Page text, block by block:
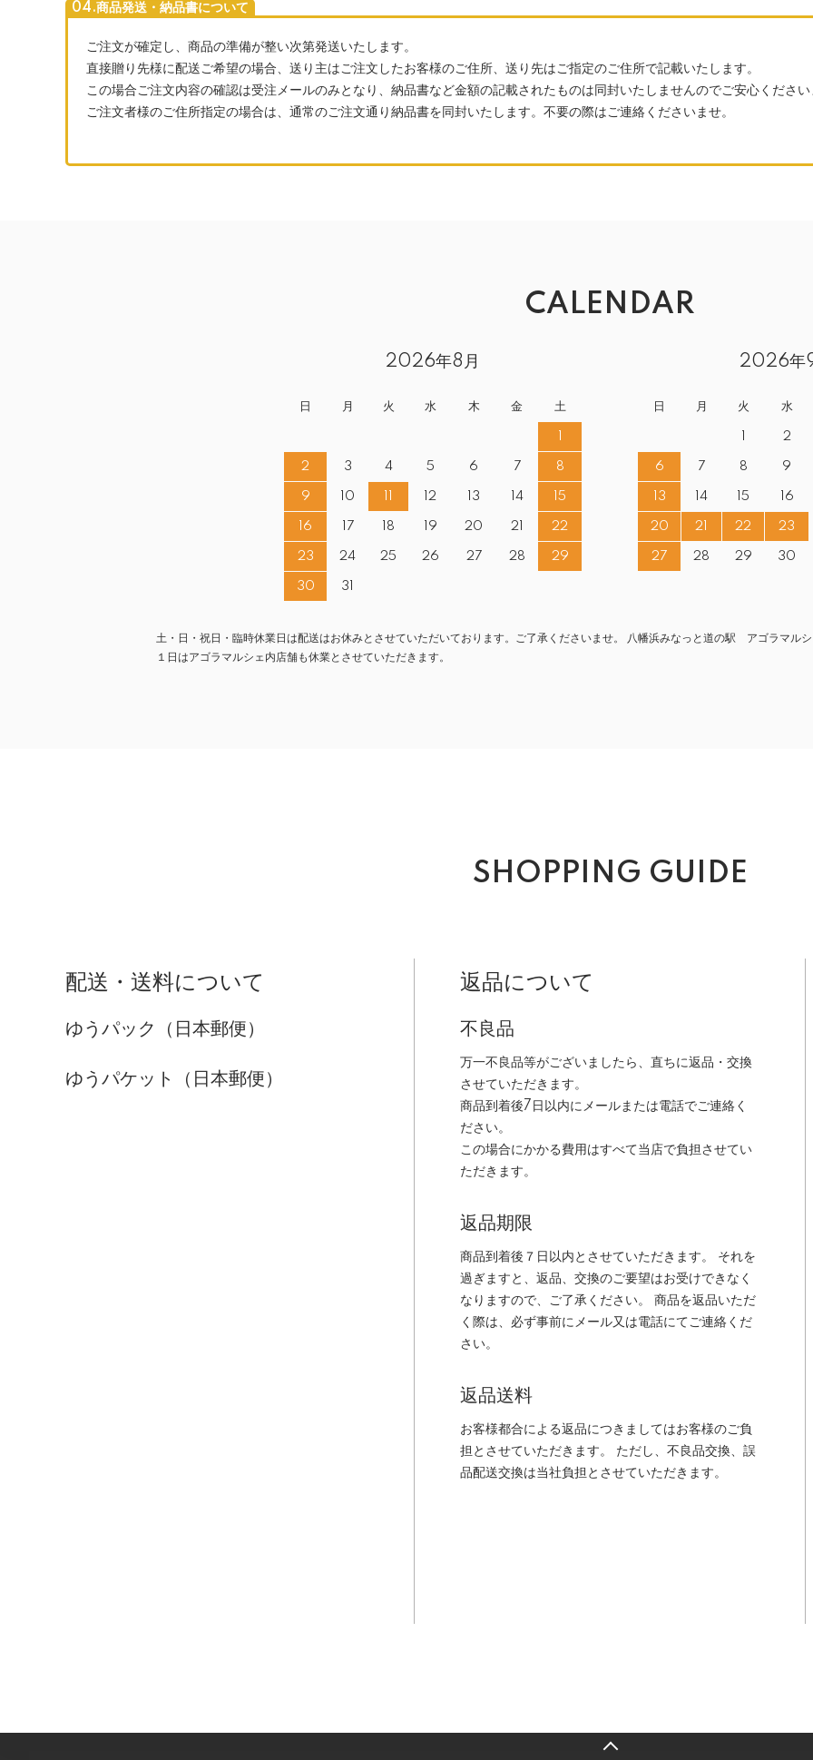
04.商品発送・納品書について
ご注文が確定し、商品の準備が整い次第発送いたします。
直接贈り先様に配送ご希望の場合、送り主はご注文したお客様のご住所、送り先はご指定のご住所で記載いたします。
この場合ご注文内容の確認は受注メールのみとなり、納品書など金額の記載されたものは同封いたしませんのでご安心くださ
ご注文者様のご住所指定の場合は、通常のご注文通り納品書を同封いたします。不要の際はご連絡くださいませ。
CALENDAR
2026年8月
日 月 火 水 木 金 土
2 3 4 5 6 7 8
9 10 12 13 14 15
16 17 18 19 20 21 22
23 24 25 26 27 28 29
30 31
2026年
日 月 火 水
2
6 7 8 9
13 14 15 16
20 21 22 23
27 28 29 30
土・日・祝日・臨時休業日は配送はお休みとさせていただいております。ご了承くださいませ。 八幡浜みなっと道の駅 アゴラマル
１日はアゴラマルシェ内店舗も休業とさせていただきます。
SHOPPING GUIDE
配送・送料について
ゆうパック（日本郵便）
ゆうパケット（日本郵便）
返品について
不良品
万一不良品等がございましたら、直ちに返品・交換
させていただきます。
商品到着後7日以内にメールまたは電話でご連絡く
ださい。
この場合にかかる費用はすべて当店で負担させてい
ただきます。
返品期限
商品到着後７日以内とさせていただきます。 それを
過ぎますと、返品、交換のご要望はお受けできなく
なりますので、ご了承ください。 商品を返品いただ
く際は、必ず事前にメール又は電話にてご連絡くだ
さい。
返品送料
お客様都合による返品につきましてはお客様のご負
担とさせていただきます。 ただし、不良品交換、誤
品配送交換は当社負担とさせていただきます。